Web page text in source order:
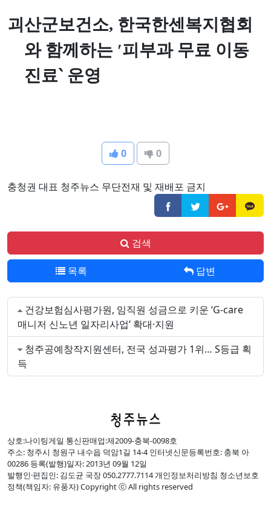
괴산군보건소, 한국한센복지협회
와 함께하는 ′피부과 무료 이동
진료‵ 운영
0 0
충청권 대표 청주뉴스 무단전재 및 재배포 금지
검색
목록 답변
건강보험심사평가원, 임직원 성금으로 키운 ‘G-care
매니저 신노년 일자리사업’ 확대·지원
청주공예창작지원센터, 전국 성과평가 1위… S등급 획
득
상호:나이팅게일 통신판매업:제2009-충북-0098호
주소: 청주시 청원구 내수읍 덕암1길 14-4 인터넷신문등록번호: 충북 아
00286 등록(발행)일자: 2013년 09월 12일
발행인·편집인: 김도균 국장 050.2777.7114 개인정보처리방침 청소년보호
정책(책임자: 유풍자) Copyright ⓒ All rights reserved